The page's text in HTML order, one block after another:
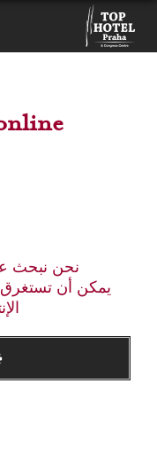
نحن نبحث
يمكن أن تستغرق